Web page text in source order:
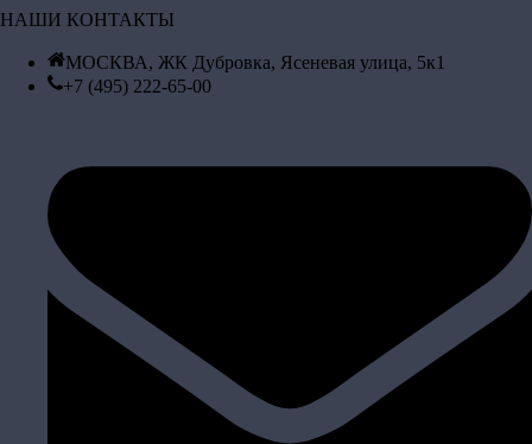
НАШИ КОНТАКТЫ
МОСКВА, ЖК Дубровка, Ясеневая улица, 5к1
+7 (495) 222-65-00